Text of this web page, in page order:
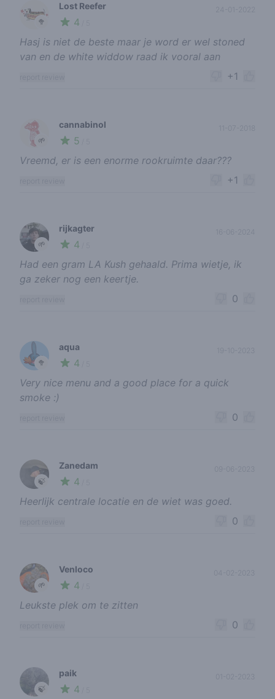
🥦
Lost Reefer
4
Hasj is niet de beste maar je word er wel stoned
van en de white widdow raad ik vooral aan
+1
🌱
cannabinol
5
Vreemd, er is een enorme rookruimte daar???
+1
🌱
rijkagter
4
Had een gram LA Kush gehaald. Prima wietje, ik
ga zeker nog een keertje.
0
🥦
aqua
4
19-10-2023
Very nice menu and a good place for a quick
smoke :)
0
🍃
Zanedam
4
09-06-2023
Heerlijk centrale locatie en de wiet was goed.
0
🌱
Venloco
4
04-02-2023
Leukste plek om te zitten
0
🍃
paik
4
01-02-2023